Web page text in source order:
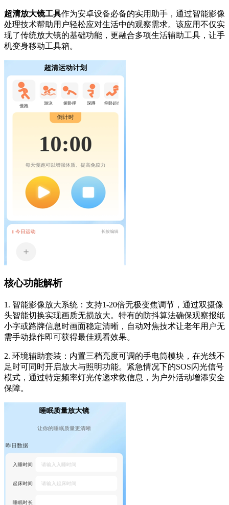
超清放大镜工具作为安卓设备必备的实用助手，通过智能影像
处理技术帮助用户轻松应对生活中的观察需求。该应用不仅实
现了传统放大镜的基础功能，更融合多项生活辅助工具，让手
机变身移动工具箱。
核心功能解析
1. 智能影像放大系统：支持1-20倍无极变焦调节，通过双摄像
头智能切换实现画质无损放大。特有的防抖算法确保观察报纸
小字或路牌信息时画面稳定清晰，自动对焦技术让老年用户无
需手动操作即可获得最佳观看效果。
2. 环境辅助套装：内置三档亮度可调的手电筒模块，在光线不
足时可同时开启放大与照明功能。紧急情况下的SOS闪光信号
模式，通过特定频率灯光传递求救信息，为户外活动增添安全
保障。